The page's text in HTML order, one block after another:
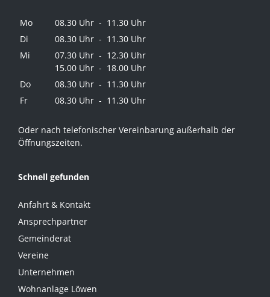
Mo
08.30 Uhr - 11.30 Uhr
Di
08.30 Uhr - 11.30 Uhr
Mi
07.30 Uhr - 12.30 Uhr
15.00 Uhr - 18.00 Uhr
Do
08.30 Uhr - 11.30 Uhr
Fr
08.30 Uhr - 11.30 Uhr
Oder nach telefonischer Vereinbarung außerhalb der
Öffnungszeiten.
Schnell gefunden
Anfahrt & Kontakt
Ansprechpartner
Gemeinderat
Vereine
Unternehmen
Wohnanlage Löwen